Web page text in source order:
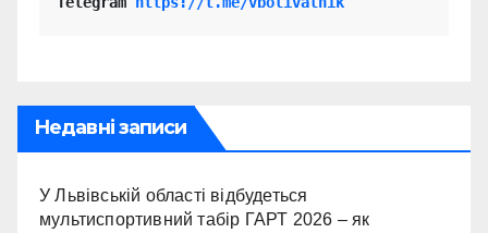
Недавні записи
У Львівській області відбудеться
мультиспортивний табір ГАРТ 2026 – як